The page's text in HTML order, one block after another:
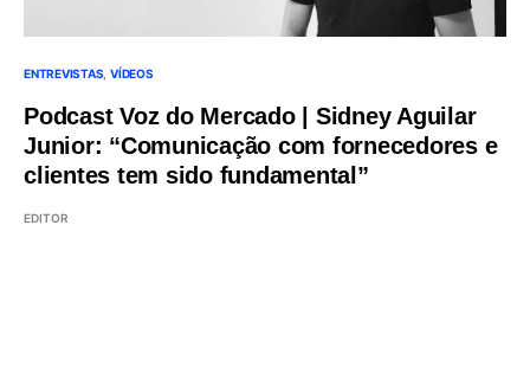
ENTREVISTAS VÍDEOS
Podcast Voz do Mercado | Sidney Aguilar
Junior: “Comunicação com fornecedores e
clientes tem sido fundamental”
EDITOR